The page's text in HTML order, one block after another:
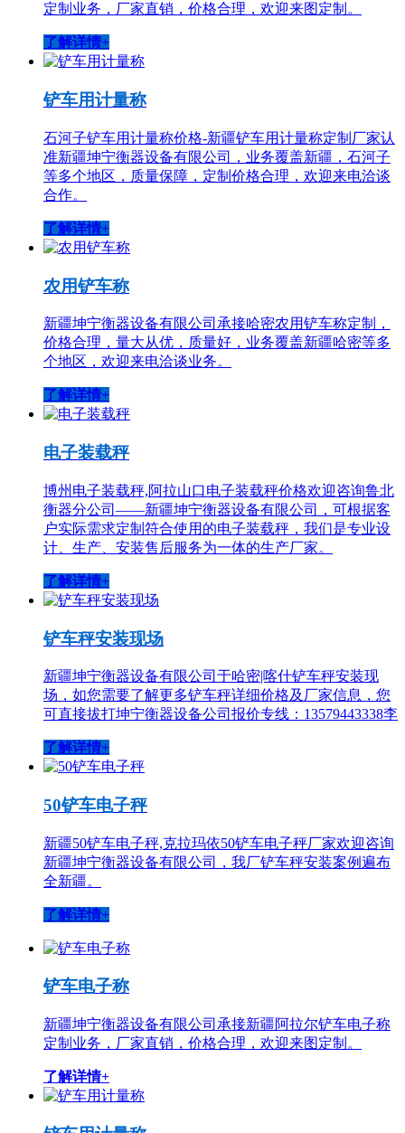
定制业务，厂家直销，价格合理，欢迎来图定制。
了解详情+
铲车用计量称
石河子铲车用计量称价格-新疆铲车用计量称定制厂家认
准新疆坤宁衡器设备有限公司，业务覆盖新疆，石河子
等多个地区，质量保障，定制价格合理，欢迎来电洽谈
合作。
了解详情+
农用铲车称
新疆坤宁衡器设备有限公司承接哈密农用铲车称定制，
价格合理，量大从优，质量好，业务覆盖新疆哈密等多
个地区，欢迎来电洽谈业务。
了解详情+
电子装载秤
博州电子装载秤,阿拉山口电子装载秤价格欢迎咨询鲁北
衡器分公司——新疆坤宁衡器设备有限公司，可根据客
户实际需求定制符合使用的电子装载秤，我们是专业设
计、生产、安装售后服务为一体的生产厂家。
了解详情+
铲车秤安装现场
新疆坤宁衡器设备有限公司于哈密|喀什铲车秤安装现
场，如您需要了解更多铲车秤详细价格及厂家信息，您
可直接拔打坤宁衡器设备公司报价专线：13579443338李
了解详情+
50铲车电子秤
新疆50铲车电子秤,克拉玛依50铲车电子秤厂家欢迎咨询
新疆坤宁衡器设备有限公司，我厂铲车秤安装案例遍布
全新疆。
了解详情+
铲车电子称
新疆坤宁衡器设备有限公司承接新疆阿拉尔铲车电子称
定制业务，厂家直销，价格合理，欢迎来图定制。
了解详情+